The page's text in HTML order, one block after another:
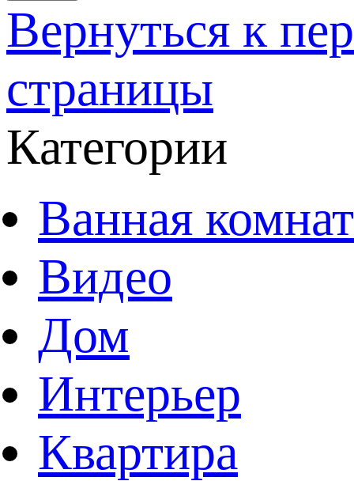
Вернуться к
страницы
Категории
Ванная
Видео
Дом
Интерьер
Квартира